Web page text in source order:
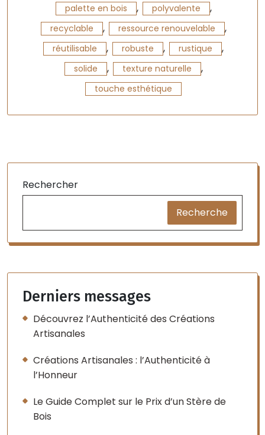
palette en bois , polyvalente ,
recyclable , ressource renouvelable ,
réutilisable , robuste , rustique ,
solide , texture naturelle ,
touche esthétique
Rechercher
Recherche
Derniers messages
Découvrez l’Authenticité des Créations
Artisanales
Créations Artisanales : l’Authenticité à
l’Honneur
Le Guide Complet sur le Prix d’un Stère de
Bois